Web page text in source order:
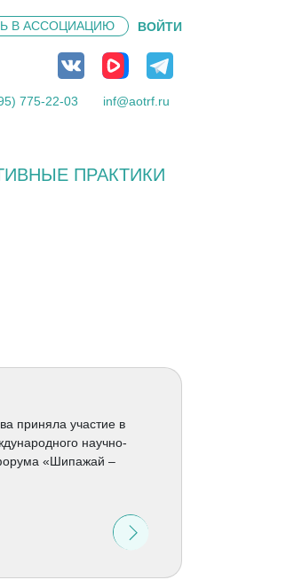
В АССОЦИАЦИЮ ВОЙТИ
775-22-03 inf@aotrf.ru
ПРАКТИКИ
приняла участие в
научно-
«Шипажай –